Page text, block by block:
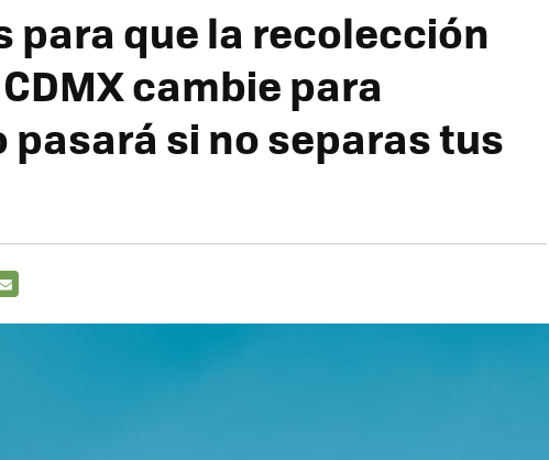
para que la recolección
cambie para
si no separas tus